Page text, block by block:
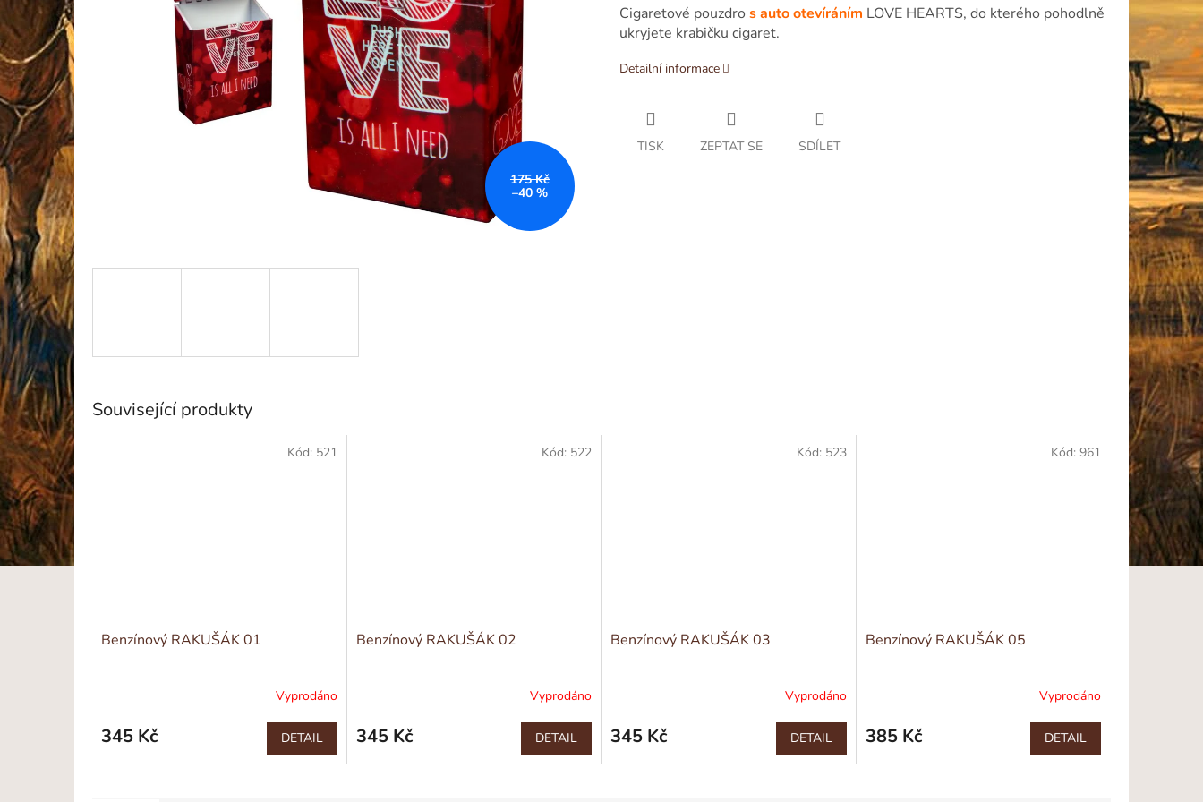
175 Kč
–40 %
Cigaretové pouzdro s auto otevíráním LOVE HEARTS, do kterého pohodlně
ukryjete krabičku cigaret.
Detailní informace
TISK ZEPTAT SE SDÍLET
Související produkty
Benzínový RAKUŠÁK 01
Vyprodáno
345 Kč DETAIL
Kód: 521
Benzínový RAKUŠÁK 02
Vyprodáno
345 Kč DETAIL
Kód: 522
Benzínový RAKUŠÁK 03
Vyprodáno
345 Kč DETAIL
Kód: 523
Benzínový RAKUŠÁK 05
Vyprodáno
385 Kč DETAIL
Kód: 961